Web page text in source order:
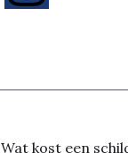
Wat kost een